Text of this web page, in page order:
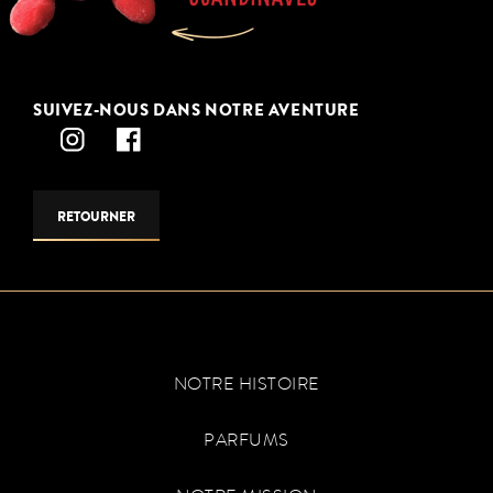
SUIVEZ-NOUS DANS NOTRE AVENTURE
RETOURNER
NOTRE HISTOIRE
PARFUMS